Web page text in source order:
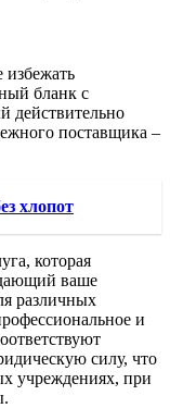
бланк с
действительно
поставщика –
хлопот
которая
ваше
различных
и
силу, что
учреждениях, при